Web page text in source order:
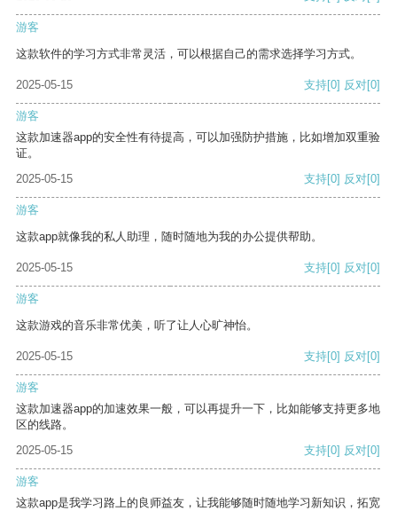
游客
这款软件的学习方式非常灵活，可以根据自己的需求选择学习方式。
2025-05-15 支持[0] 反对[0]
游客
这款加速器app的安全性有待提高，可以加强防护措施，比如增加双重验
证。
2025-05-15
支持[0] 反对[0]
游客
这款app就像我的私人助理，随时随地为我的办公提供帮助。
2025-05-15 支持[0] 反对[0]
游客
这款游戏的音乐非常优美，听了让人心旷神怡。
2025-05-15 支持[0] 反对[0]
游客
这款加速器app的加速效果一般，可以再提升一下，比如能够支持更多地
区的线路。
2025-05-15
支持[0] 反对[0]
游客
这款app是我学习路上的良师益友，让我能够随时随地学习新知识，拓宽